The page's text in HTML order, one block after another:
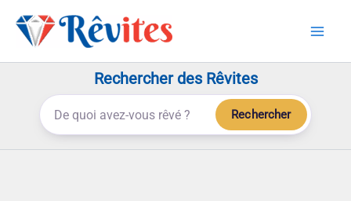
Rechercher des Rêvites
Rechercher